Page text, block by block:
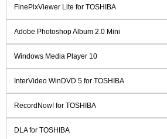
FinePixViewer Lite for TOSHIBA
Adobe Photoshop Album 2.0 Mini
Windows Media Player 10
InterVideo WinDVD 5 for TOSHIBA
RecordNow! for TOSHIBA
DLA for TOSHIBA